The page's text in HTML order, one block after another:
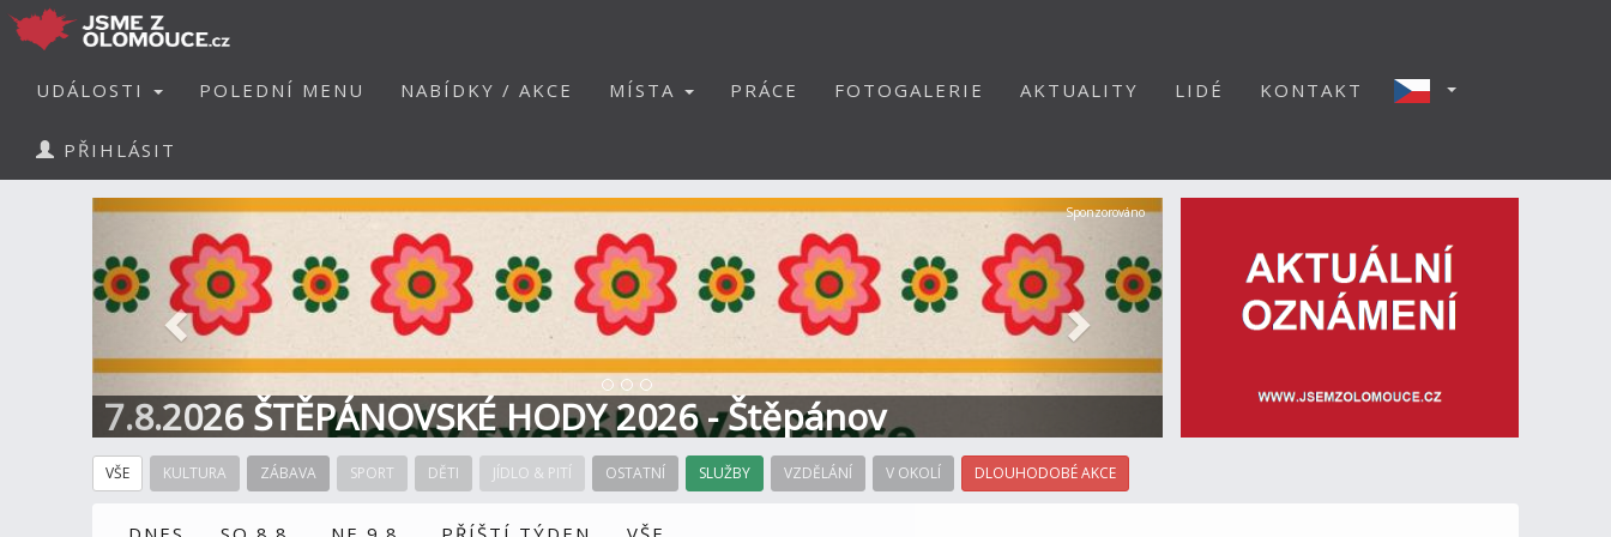
UDÁLOSTI POLEDNÍ MENU NABÍDKY / AKCE MÍSTA PRÁCE FOTOGALERIE AKTUALITY LIDÉ KONTAKT
PŘIHLÁSIT
7.8.2026 ŠTĚPÁNOVSKÉ HODY 2026 - Štěpánov
Předchozí Další
Sponzorováno
VŠE KULTURA ZÁBAVA SPORT DĚTI JÍDLO & PITÍ OSTATNÍ SLUŽBY VZDĚLÁNÍ V OKOLÍ DLOUHODOBÉ AKCE